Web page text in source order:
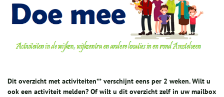
Dit overzicht met activiteiten** verschijnt eens per 2 weken. Wilt u
ook een activiteit melden? Of wilt u dit overzicht zelf in uw mailbox